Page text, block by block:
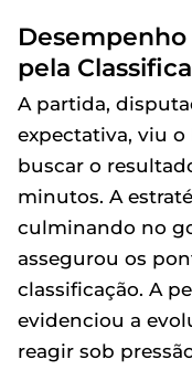
pela
A partida,
expectativa, viu
buscar o
minutos. A
culminando no
assegurou os
classificação. A
evidenciou a
reagir sob